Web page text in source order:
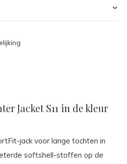
Jacket S11 in de kleur
jack voor lange tochten in
softshell-stoffen op de